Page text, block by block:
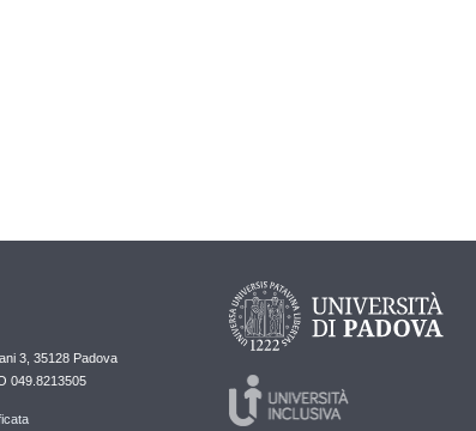
3, 35128 Padova
049.8213505